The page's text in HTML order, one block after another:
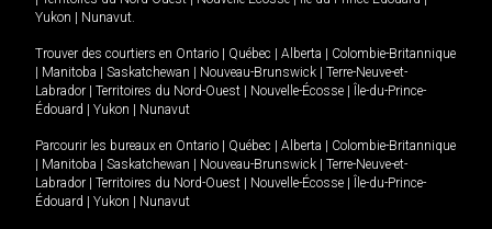
Yukon
Nunavut.
Trouver des courtiers en Ontario Québec Alberta
Colombie-Britannique
Manitoba Saskatchewan Nouveau-Brunswick
Terre-Neuve-et-
Labrador
Territoires du Nord-Ouest Nouvelle-Écosse
Île-du-Prince-
Édouard
Yukon Nunavut
Parcourir les bureaux en Ontario Québec Alberta
Colombie-Britannique
Manitoba Saskatchewan Nouveau-Brunswick
Terre-Neuve-et-
Labrador
Territoires du Nord-Ouest Nouvelle-Écosse
Île-du-Prince-
Édouard
Yukon Nunavut